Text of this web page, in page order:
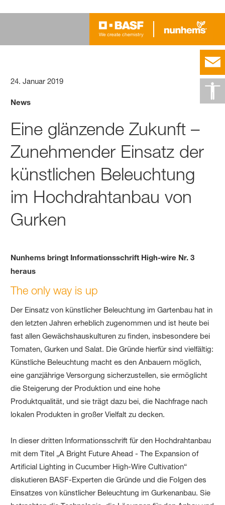
24. Januar 2019
News
Eine glänzende Zukunft –
Zunehmender Einsatz der
künstlichen Beleuchtung
im Hochdrahtanbau von
Gurken
Nunhems bringt Informationsschrift High-wire Nr. 3
heraus
The only way is up
Der Einsatz von künstlicher Beleuchtung im Gartenbau hat in
den letzten Jahren erheblich zugenommen und ist heute bei
fast allen Gewächshauskulturen zu finden, insbesondere bei
Tomaten, Gurken und Salat. Die Gründe hierfür sind vielfältig:
Künstliche Beleuchtung macht es den Anbauern möglich,
eine ganzjährige Versorgung sicherzustellen, sie ermöglicht
die Steigerung der Produktion und eine hohe
Produktqualität, und sie trägt dazu bei, die Nachfrage nach
lokalen Produkten in großer Vielfalt zu decken.
In dieser dritten Informationsschrift für den Hochdrahtanbau
mit dem Titel „A Bright Future Ahead - The Expansion of
Artificial Lighting in Cucumber High-Wire Cultivation“
diskutieren BASF-Experten die Gründe und die Folgen des
Einsatzes von künstlicher Beleuchtung im Gurkenanbau. Sie